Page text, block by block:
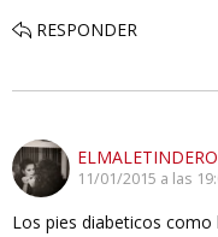
RESPONDER
11/01/2015 a las
Los pies diabeticos